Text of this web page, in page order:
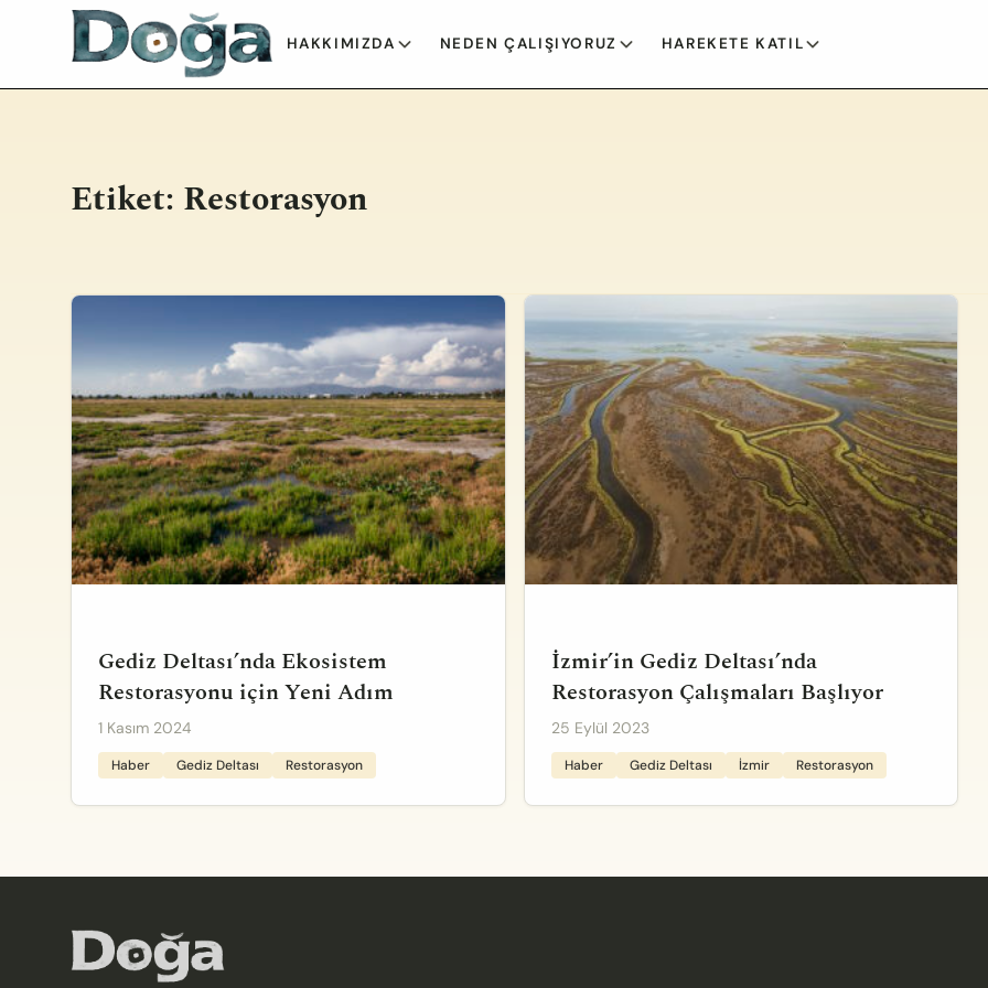
İçeriğe geç
HAKKIMIZDA NEDEN ÇALIŞIYORUZ HAREKETE KATIL
Etiket: Restorasyon
Gediz Deltası’nda Ekosistem
Restorasyonu için Yeni Adım
1 Kasım 2024
Haber Gediz Deltası Restorasyon
İzmir’in Gediz Deltası’nda
Restorasyon Çalışmaları Başlıyor
25 Eylül 2023
Haber Gediz Deltası İzmir Restorasyon